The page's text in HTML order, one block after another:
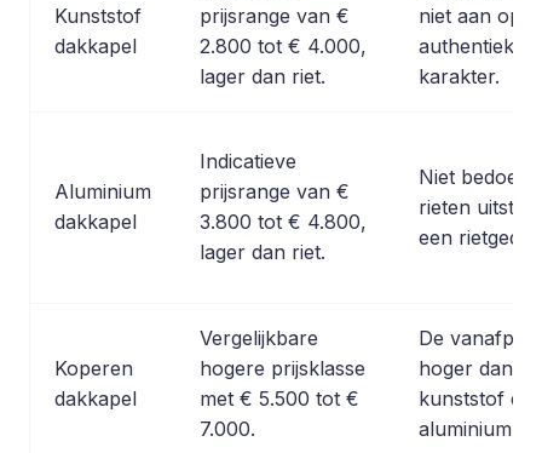
Kunststof
dakkapel
prijsrange van €
2.800 tot € 4.000,
lager dan riet.
niet aan op
authentieke
karakter.
Aluminium
dakkapel
Indicatieve
prijsrange van €
3.800 tot € 4.800,
lager dan riet.
Niet bedoeld
rieten
een
Koperen
dakkapel
Vergelijkbare
hogere prijsklasse
met € 5.500 tot €
7.000.
De
hoger dan
kunststof en
aluminium.